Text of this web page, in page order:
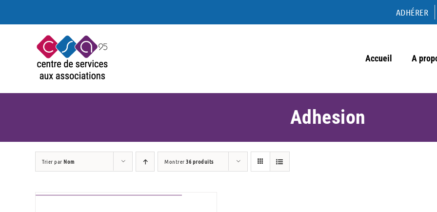
ADHÉRER
Accueil A
Adhesion
Trier par Nom Montrer36 produits